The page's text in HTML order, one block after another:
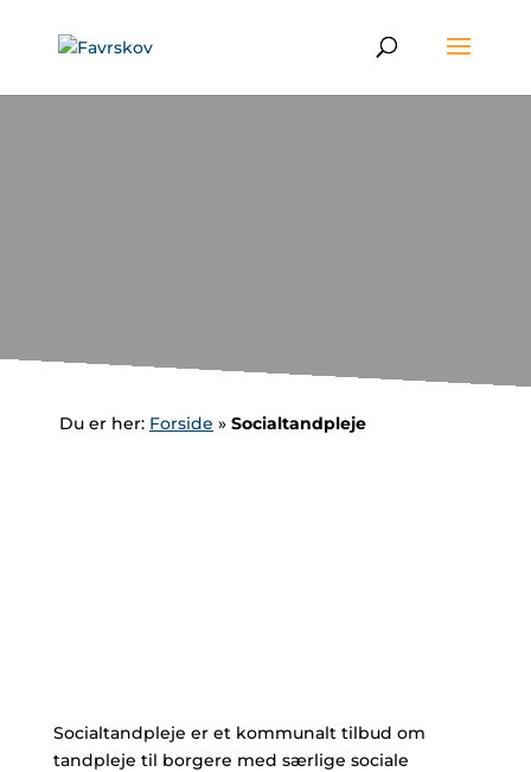
Du er her: Forside » Socialtandpleje
Socialtandpleje er et kommunalt tilbud om
tandpleje til borgere med særlige sociale